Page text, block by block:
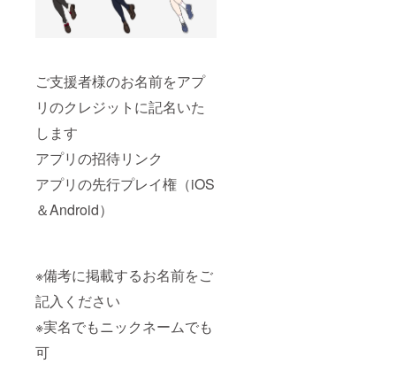
ご支援者様のお名前をアプ
リのクレジットに記名いた
します
アプリの招待リンク
アプリの先行プレイ権（iOS
＆Android）
※備考に掲載するお名前をご
記入ください
※実名でもニックネームでも
可